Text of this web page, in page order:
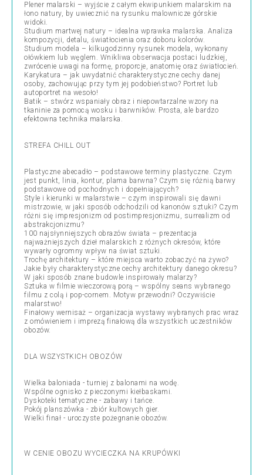
Plener malarski – wyjście z całym ekwipunkiem malarskim na
łono natury, by uwiecznić na rysunku malownicze górskie
widoki.
Studium martwej natury – idealna wprawka malarska. Analiza
kompozycji, detalu, światłocienia oraz doboru kolorów.
Studium modela – kilkugodzinny rysunek modela, wykonany
ołówkiem lub węglem. Wnikliwa obserwacja postaci ludzkiej,
zwrócenie uwagi na formę, proporcje, anatomię oraz światłocień.
Karykatura – jak uwydatnić charakterystyczne cechy danej
osoby, zachowując przy tym jej podobieństwo? Portret lub
autoportret na wesoło!
Batik – stwórz wspaniały obraz i niepowtarzalne wzory na
tkaninie za pomocą wosku i barwników. Prosta, ale bardzo
efektowna technika malarska.
STREFA CHILL OUT
Plastyczne abecadło – podstawowe terminy plastyczne. Czym
jest punkt, linia, kontur, plama barwna? Czym się różnią barwy
podstawowe od pochodnych i dopełniających?
Style i kierunki w malarstwie – czym inspirowali się dawni
mistrzowie, w jaki sposób odchodzili od kanonów sztuki? Czym
różni się impresjonizm od postimpresjonizmu, surrealizm od
abstrakcjonizmu?
100 najsłynniejszych obrazów świata – prezentacja
najważniejszych dzieł malarskich z różnych okresów, które
wywarły ogromny wpływ na świat sztuki.
Trochę architektury – które miejsca warto zobaczyć na żywo?
Jakie były charakterystyczne cechy architektury danego okresu?
W jaki sposób znane budowle inspirowały malarzy?
Sztuka w filmie wieczorową porą – wspólny seans wybranego
filmu z colą i pop-cornem. Motyw przewodni? Oczywiście
malarstwo!
Finałowy wernisaż – organizacja wystawy wybranych prac wraz
z omówieniem i imprezą finałową dla wszystkich uczestników
obozów.
DLA WSZYSTKICH OBOZÓW
Wielka baloniada - turniej z balonami na wodę.
Wspólne ognisko z pieczonymi kiełbaskami.
Dyskoteki tematyczne - zabawy i tańce.
Pokój planszówka - zbiór kultowych gier.
Wielki finał - uroczyste pożegnanie obozów.
W CENIE OBOZU WYCIECZKA NA KRUPÓWKI